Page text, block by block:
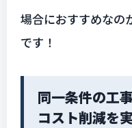
場合におすすめなの
です！
同一条件の工
コスト削減を